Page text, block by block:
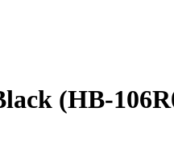
(HB-